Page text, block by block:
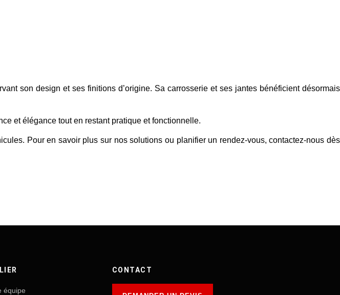
son design et ses finitions d’origine. Sa carrosserie et ses jantes bénéficient désormais
et élégance tout en restant pratique et fonctionnelle.
Pour en savoir plus sur nos solutions ou planifier un rendez-vous,contactez-nous dès
équipe
CONTACT